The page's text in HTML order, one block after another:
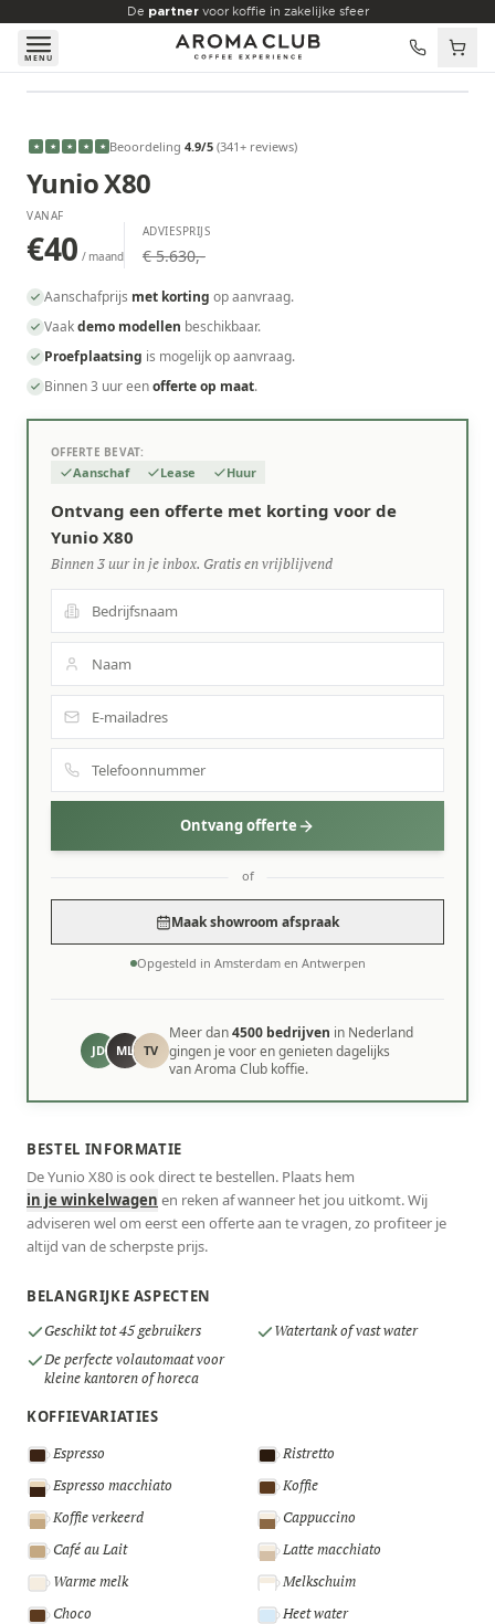
Skip to main content
De partnervoor koffie in zakelijke sfeer
MENU
€40 /maand
★ ★ ★ ★ ★ Beoordeling 4.9/5 (341+ reviews)
Yunio X80
VANAF
€40 / maand
ADVIESPRIJS
€ 5.630,-
Aanschafprijs met korting op aanvraag.
Vaakdemo modellen beschikbaar.
Proefplaatsing is mogelijk op aanvraag.
Binnen 3 uur eenofferte op maat.
OFFERTE BEVAT:
Aanschaf Lease Huur
Ontvang een offerte met korting voor de
Yunio X80
Binnen 3 uur in je inbox. Gratis en vrijblijvend
Ontvang offerte
of
Maak showroom afspraak
Opgesteld in Amsterdam en Antwerpen
JD ML TV
Meer dan4500 bedrijven in Nederland
gingen je voor en genieten dagelijks
van Aroma Club koffie.
BESTEL INFORMATIE
De Yunio X80 is ook direct te bestellen. Plaats hem
in je winkelwagen en reken af wanneer het jou uitkomt. Wij
adviseren wel om eerst een offerte aan te vragen, zo profiteer je
altijd van de scherpste prijs.
BELANGRIJKE ASPECTEN
Geschikt tot 45 gebruikers
Watertank of vast water
De perfecte volautomaat voor
kleine kantoren of horeca
KOFFIEVARIATIES
Espresso
Ristretto
Espresso macchiato
Koffie
Koffie verkeerd
Cappuccino
Café au Lait
Latte macchiato
Warme melk
Melkschuim
Choco
Heet water